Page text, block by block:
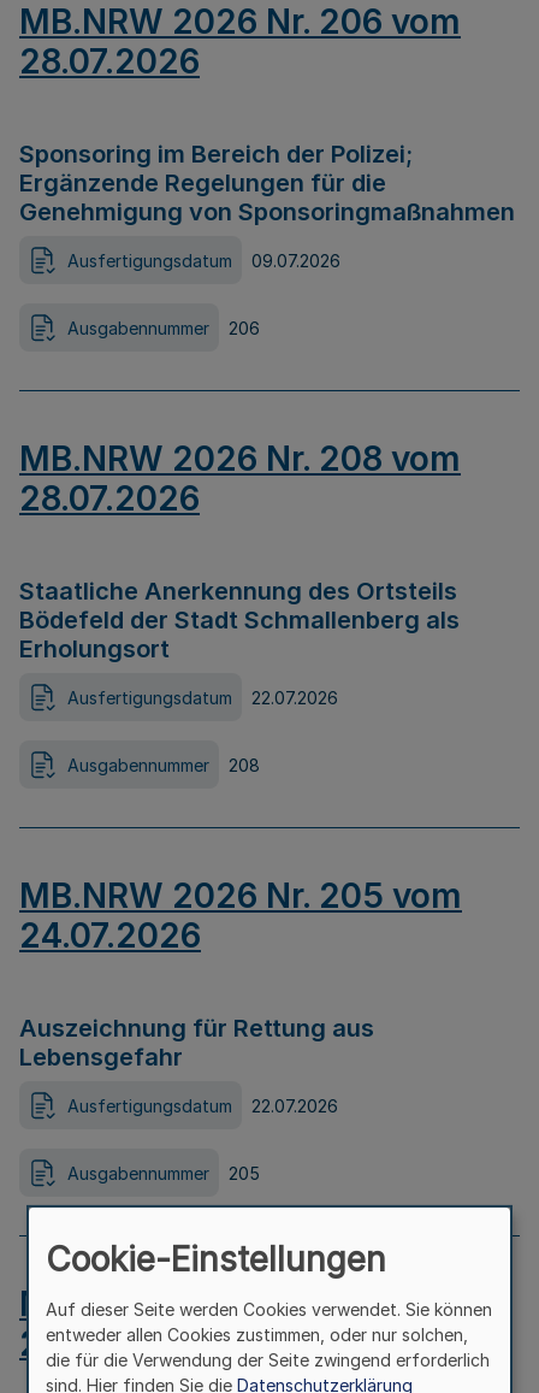
MB.NRW 2026 Nr. 206 vom
28.07.2026
Sponsoring im Bereich der Polizei;
Ergänzende Regelungen für die
Genehmigung von Sponsoringmaßnahmen
Ausfertigungsdatum 09.07.2026
Ausgabennummer 206
MB.NRW 2026 Nr. 208 vom
28.07.2026
Staatliche Anerkennung des Ortsteils
Bödefeld der Stadt Schmallenberg als
Erholungsort
Ausfertigungsdatum 22.07.2026
Ausgabennummer 208
MB.NRW 2026 Nr. 205 vom
24.07.2026
Auszeichnung für Rettung aus
Lebensgefahr
Ausfertigungsdatum 22.07.2026
Ausgabennummer 205
MB.NRW 2026 Nr. 204 vom
24.07.2026
Cookie-Einstellungen
Auf dieser Seite werden Cookies verwendet. Sie können
entweder allen Cookies zustimmen, oder nur solchen,
die für die Verwendung der Seite zwingend erforderlich
sind. Hier finden Sie die Datenschutzerklärung